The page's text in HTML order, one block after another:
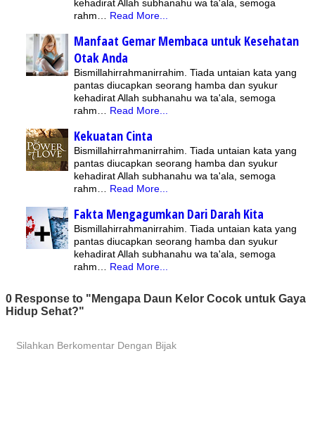
kehadirat Allah subhanahu wa ta'ala, semoga
rahm… Read More...
Manfaat Gemar Membaca untuk Kesehatan
Otak Anda
Bismillahirrahmanirrahim. Tiada untaian kata yang
pantas diucapkan seorang hamba dan syukur
kehadirat Allah subhanahu wa ta'ala, semoga
rahm… Read More...
Kekuatan Cinta
Bismillahirrahmanirrahim. Tiada untaian kata yang
pantas diucapkan seorang hamba dan syukur
kehadirat Allah subhanahu wa ta'ala, semoga
rahm… Read More...
Fakta Mengagumkan Dari Darah Kita
Bismillahirrahmanirrahim. Tiada untaian kata yang
pantas diucapkan seorang hamba dan syukur
kehadirat Allah subhanahu wa ta'ala, semoga
rahm… Read More...
0 Response to "Mengapa Daun Kelor Cocok untuk Gaya
Hidup Sehat?"
Silahkan Berkomentar Dengan Bijak